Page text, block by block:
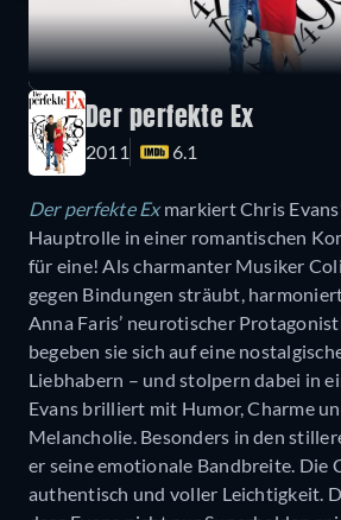
Der perfekte Ex
2011 6.1
Der perfekte Exmarkiert Chris
Hauptrolle in einer romantischen
für eine! Als charmanter Musiker
gegen Bindungen sträubt,
Anna Faris’ neurotischer
begeben sie sich auf eine
Liebhabern – und stolpern dabei in
Evans brilliert mit Humor, Charme
Melancholie. Besonders in den
er seine emotionale Bandbreite. Die
authentisch und voller Leichtigkeit.